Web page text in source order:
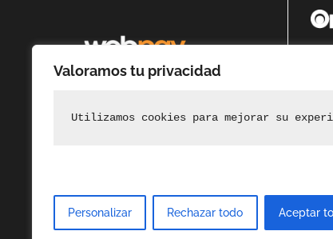
Valoramos tu privacidad
Utilizamos cookies para mejorar su
Personalizar Rechazar todo Aceptar